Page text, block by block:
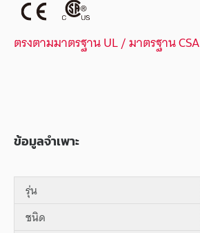
ตรงตามมาตรฐาน UL / มาตรฐาน CSA
ข้อมูลจำเพาะ
รุ่น
ชนิด